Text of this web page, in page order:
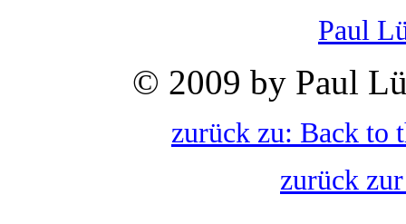
Paul
© 2009 by Paul
zurück zu: Back to
zurück